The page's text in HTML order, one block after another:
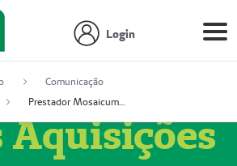
Login
Comunicação
Prestador Mosaicum Espaço Clínico Ltda (51004352-0)
Aquisições